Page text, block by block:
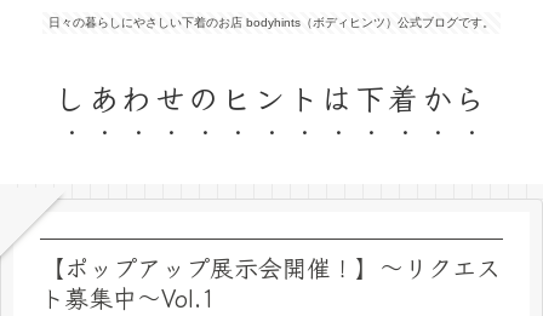
日々の暮らしにやさしい下着のお店 bodyhints（ボディヒンツ）公式ブログです。
しあわせのヒントは下着から
【ポップアップ展示会開催！】～リクエス
ト募集中～Vol.1